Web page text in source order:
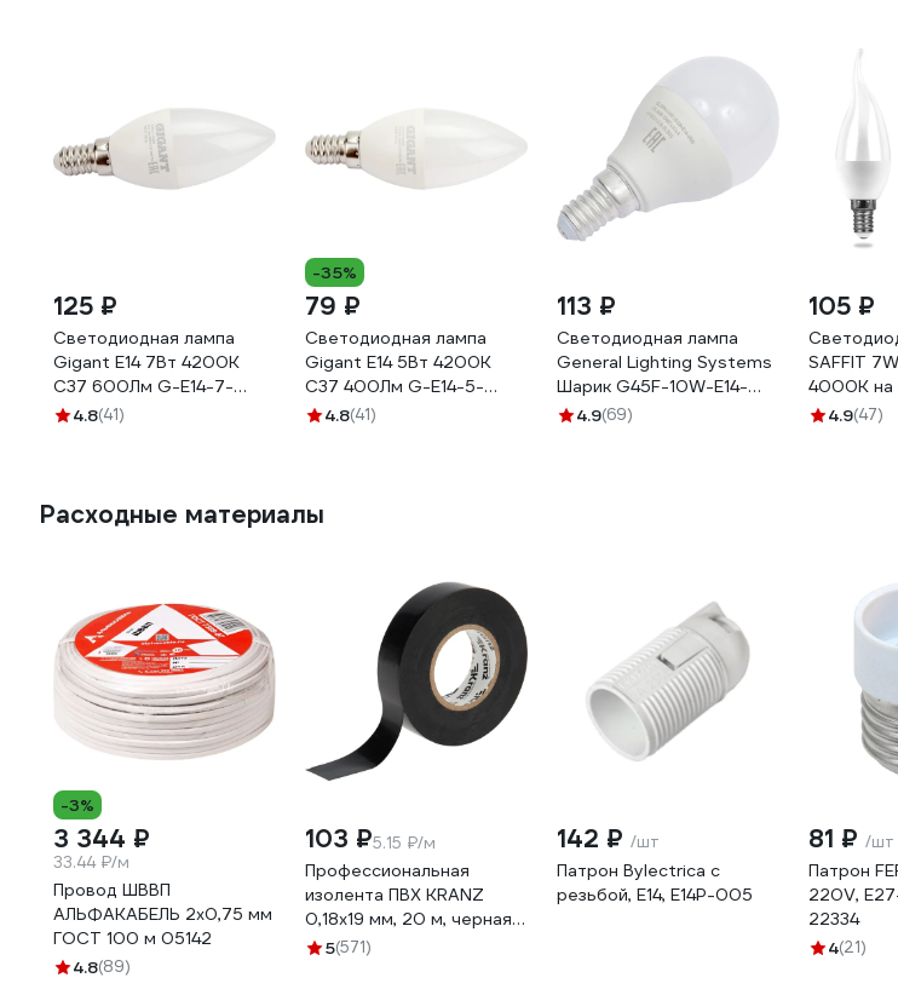
125 ₽
Светодиодная лампа
Gigant E14 7Вт 4200К
C37 600Лм G-E14-7-
4200K
4.8(41)
-35%
79 ₽
Светодиодная лампа
Gigant E14 5Вт 4200К
C37 400Лм G-E14-5-
4200K
4.8(41)
113 ₽
Светодиодная лампа
General Lighting Systems
Шарик G45F-10W-E14-
683400
4.9(69)
105 ₽
SAFFIT
4000K на
SBC3707
4.9(47)
Расходные материалы
-3%
3 344 ₽
33.44 ₽/м
Провод ШВВП
АЛЬФАКАБЕЛЬ 2х0,75 мм
ГОСТ 100 м 05142
4.8(89)
103 ₽5.15 ₽/м
Профессиональная
изолента ПВХ KRANZ
0,18х19 мм, 20 м, черная
KR-09-2806
5(571)
142 ₽ /шт
Патрон Bylectrica с
резьбой, Е14, Е14Р-005
81 ₽ /шт
Патрон
220V,
22334
4(21)